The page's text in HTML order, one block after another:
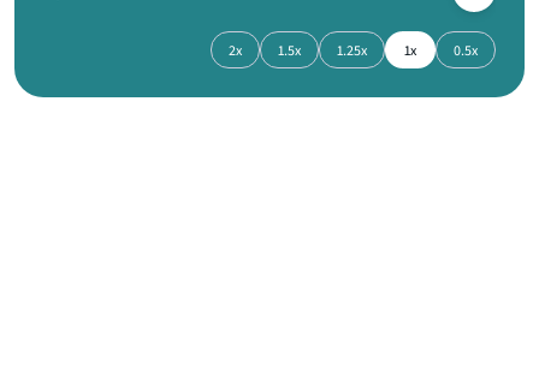
0.5x
1x
1.25x
1.5x
2x